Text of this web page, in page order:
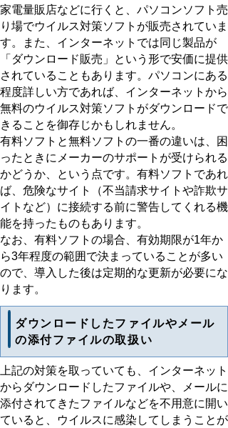
家電量販店などに行くと、パソコンソフト売
り場でウイルス対策ソフトが販売されていま
す。また、インターネットでは同じ製品が
「ダウンロード販売」という形で安価に提供
されていることもあります。パソコンにある
程度詳しい方であれば、インターネットから
無料のウイルス対策ソフトがダウンロードで
きることを御存じかもしれません。
有料ソフトと無料ソフトの一番の違いは、困
ったときにメーカーのサポートが受けられる
かどうか、という点です。有料ソフトであれ
ば、危険なサイト（不当請求サイトや詐欺サ
イトなど）に接続する前に警告してくれる機
能を持ったものもあります。
なお、有料ソフトの場合、有効期限が1年か
ら3年程度の範囲で決まっていることが多い
ので、導入した後は定期的な更新が必要にな
ります。
ダウンロードしたファイルやメール
の添付ファイルの取扱い
上記の対策を取っていても、インターネット
からダウンロードしたファイルや、メールに
添付されてきたファイルなどを不用意に開い
ていると、ウイルスに感染してしまうことが